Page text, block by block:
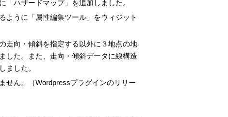
ハザードマップ」を追加しました。
ように「属性編集ツール」をウィジット
走向・傾斜を指定する以外に３地点の地
した。また、走向・傾斜データに線構造
ました。
せん。（Wordpressプラグインのリリー